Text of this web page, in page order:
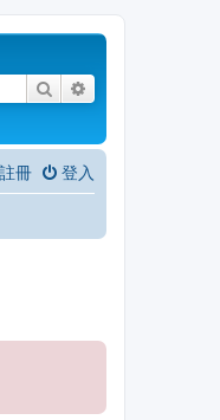
搜尋
登入
註冊